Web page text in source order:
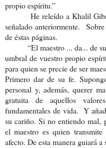
propio espíritu.”
He releído a Khalil
señalado anteriormente.
de éstas páginas.
“El maestro ... da... de su
umbral de vuestro propio
para quien se precie de ser
Primero dar de su fe.
personal y, además, querer
gratuita de aquellos
fundamentales de vida. Y
su cariño. Si no entiendo
el maestro es quien
afecto. De esta manera guiará